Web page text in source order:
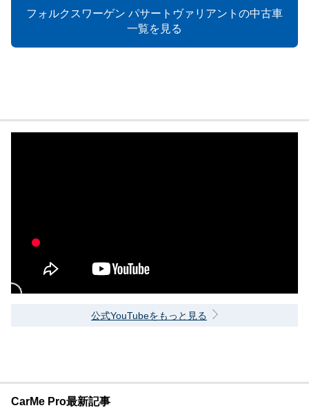
フォルクスワーゲン パサートヴァリアントの中古車
一覧を見る
公式YouTubeをもっと見る
CarMe Pro最新記事